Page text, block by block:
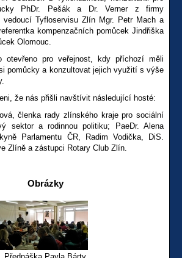
PhDr. Pešák a Dr. Verner z firmy
Tyfloservisu Zlín Mgr. Petr Mach a
kompenzačních pomůcek Jindřiška
Olomouc.
otevřeno pro veřejnost, kdy příchozí měli
pomůcky a konzultovat jejich využití s výše
že nás přišli navštívit následující hosté:
členka rady zlínského kraje pro sociální
sektor a rodinnou politiku; PaeDr. Alena
Parlamentu ČR, Radim Vodička, DiS.
Zlíně a zástupci Rotary Club Zlín.
Obrázky